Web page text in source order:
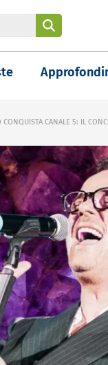
CANALE 5: IL